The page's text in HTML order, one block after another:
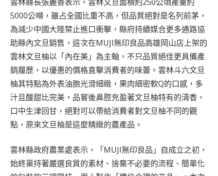
5000公噸，雖占全國比重不高，但品質絕對是名列前茅，
為減少中國大陸禁止進口衝擊，縣府持續媒合更多通路協
助縣內文旦銷售，這次在MUJI無印良品高雄岡山店上架的
雲林文旦柚以「內在美」為主軸，不只品質絕佳更具備產
銷履歷，以優惠的價格直擊消費者的味蕾。雲林斗六文旦
柚其特點為外表油胞光滑細緻，果肉細密軟Q的口感，多
汁且酸甜比完美，品嘗後鼻腔充盈著文旦柚特有的清香，
口中生津回甘，絕對可以帶給消費者對文旦柚不同的觀
點，原來文旦柚是這麼精緻的農產品。
雲林縣政府農業處表示，「MUJI無印良品」自成立之初，
始終稟持著嚴選良質的素材、捨棄不必要的流程、簡單化